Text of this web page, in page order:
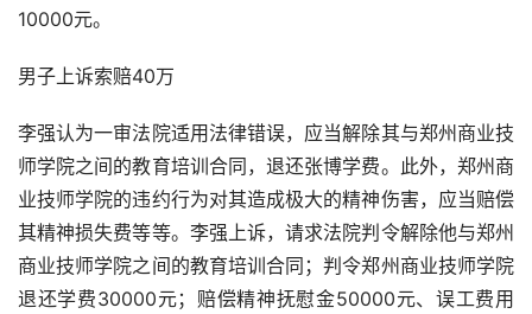
10000元。
男子上诉索赔40万
李强认为一审法院适用法律错误，应当解除其与郑州商业技
师学院之间的教育培训合同，退还张博学费。此外，郑州商
业技师学院的违约行为对其造成极大的精神伤害，应当赔偿
其精神损失费等等。李强上诉，请求法院判令解除他与郑州
商业技师学院之间的教育培训合同；判令郑州商业技师学院
退还学费30000元；赔偿精神抚慰金50000元、误工费用